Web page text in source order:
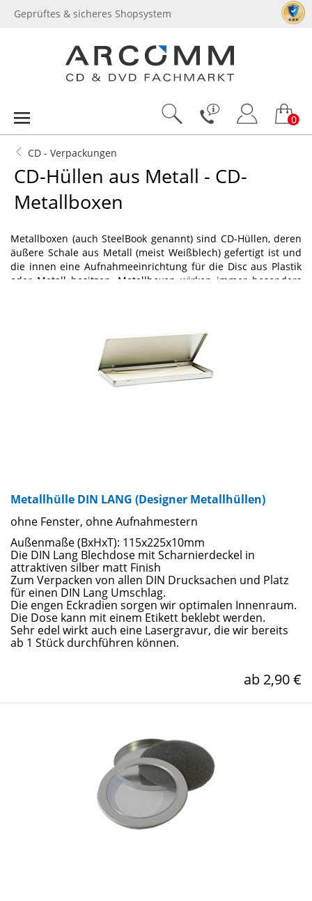
Geprüftes & sicheres Shopsystem
0
CD - Verpackungen
CD-Hüllen aus Metall - CD-
Metallboxen
Metallboxen (auch SteelBook genannt) sind CD-Hüllen, deren
äußere Schale aus Metall (meist Weißblech) gefertigt ist und
die innen eine Aufnahmeeinrichtung für die Disc aus Plastik
oder Metall besitzen. Metallboxen wirken immer besonders
keine Aufnahmevorrichtung für die CD. Diese Hüllen sind
besonders gekennzeichnet.
Metallhülle DIN LANG (Designer Metallhüllen)
ohne Fenster, ohne Aufnahmestern
Außenmaße (BxHxT): 115x225x10mm
Die DIN Lang Blechdose mit Scharnierdeckel in
attraktiven silber matt Finish
Zum Verpacken von allen DIN Drucksachen und Platz
für einen DIN Lang Umschlag.
Die engen Eckradien sorgen wir optimalen Innenraum.
Die Dose kann mit einem Etikett beklebt werden.
Sehr edel wirkt auch eine Lasergravur, die wir bereits
ab 1 Stück durchführen können.
ab 2,90 €